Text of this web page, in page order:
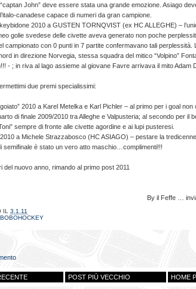
John” deve essere stata una grande emozione. Asiago
canadese capace di numeri da gran campione.
2010 a GUSTEN TORNQVIST (ex HC ALLEGHE) –
golie svedese delle civette aveva generato non poche
campionato con 0 punti in 7 partite confermavano tali perplessità.
in direzione Norvegia, stessa squadra del mitico “Volpino”
- ; in riva al lago assieme al giovane Favre arrivava il mito Adam
due premi specialissimi:
2010 a Karel Metelka e Karl Pichler – al primo per i goal non
di finale 2009/2010 tra Alleghe e Valpusteria; al secondo per il
sempre di fronte alle civette agordine e ai lupi pusteresi.
a Michele Strazzabosco (HC ASIAGO) – pestare la
semifinale è stato un vero atto maschio…complimenti!!!
del nuovo anno, rimando al primo post 2011
By il Feffe …
IL 3.1.11
BOBOHOCKEY
POST PIÙ VECCHIO HOME